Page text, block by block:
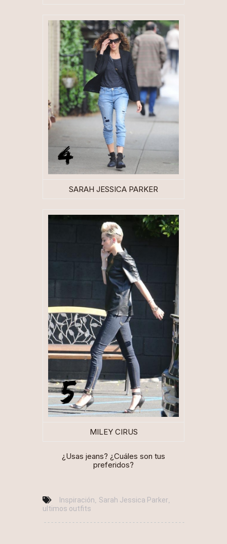
SARAH JESSICA PARKER
MILEY CIRUS
¿Usas jeans? ¿Cuáles son tus
preferidos?
Inspiración, Sarah Jessica Parker,
ultimos outfits